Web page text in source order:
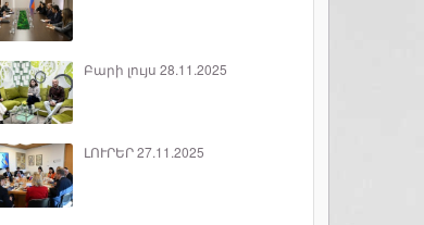
Բարի լույս 28.11.2025
ԼՈՒՐԵՐ 27.11.2025